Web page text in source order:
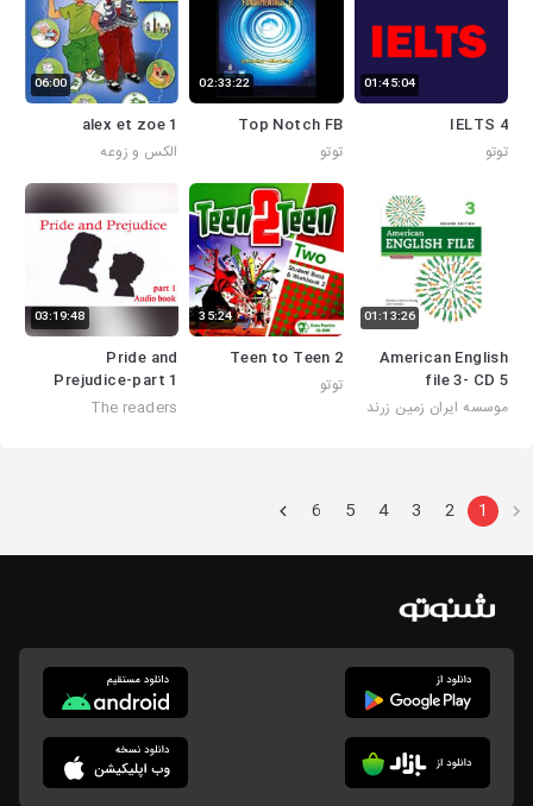
01:45:04
IELTS 4
توتو
02:33:22
Top Notch FB
توتو
06:00
alex et zoe 1
الکس و زوعه
01:13:26
American English
file 3- CD 5
موسسه ایران زمین زرند
35:24
Teen to Teen 2
توتو
03:19:48
Pride and
Prejudice-part 1
The readers
1
2
3
4
5
6